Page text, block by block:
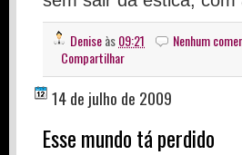
Deniseàs09:21
Nenhum
Compartilhar
14 de julho de 2009
Esse mundo tá perdido